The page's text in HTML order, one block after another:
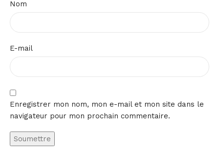
Nom
E-mail
Enregistrer mon nom, mon e-mail et mon site dans le
navigateur pour mon prochain commentaire.